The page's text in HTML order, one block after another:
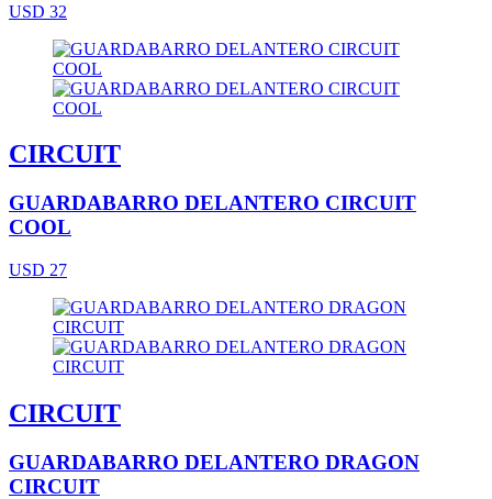
USD 32
CIRCUIT
GUARDABARRO DELANTERO CIRCUIT
COOL
USD 27
CIRCUIT
GUARDABARRO DELANTERO DRAGON
CIRCUIT